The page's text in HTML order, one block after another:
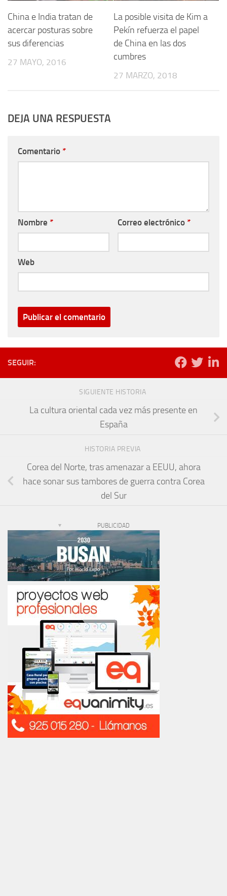
China e India tratan de
acercar posturas sobre
sus diferencias
27 MAYO, 2016
La posible visita de Kim a
Pekín refuerza el papel
de China en las dos
cumbres
27 MARZO, 2018
DEJA UNA RESPUESTA
Comentario *
Nombre * Correo electrónico *
Web
SEGUIR:
SIGUIENTE HISTORIA
La cultura oriental cada vez más presente en
España
HISTORIA PREVIA
Corea del Norte, tras amenazar a EEUU, ahora
hace sonar sus tambores de guerra contra Corea
del Sur
PUBLICIDAD